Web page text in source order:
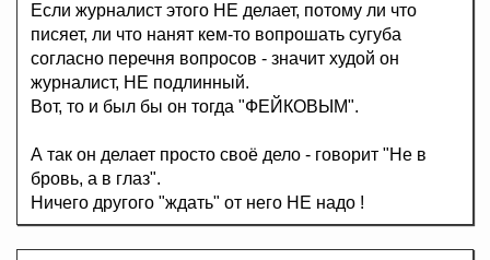
Если журналист этого НЕ делает, потому ли что
писяет, ли что нанят кем-то вопрошать сугуба
согласно перечня вопросов - значит худой он
журналист, НЕ подлинный.
Вот, то и был бы он тогда "ФЕЙКОВЫМ".
А так он делает просто своё дело - говорит "Не в
бровь, а в глаз".
Ничего другого "ждать" от него НЕ надо !